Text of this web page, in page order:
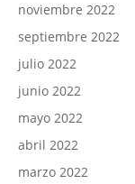
noviembre 2022
septiembre 2022
julio 2022
junio 2022
mayo 2022
abril 2022
marzo 2022